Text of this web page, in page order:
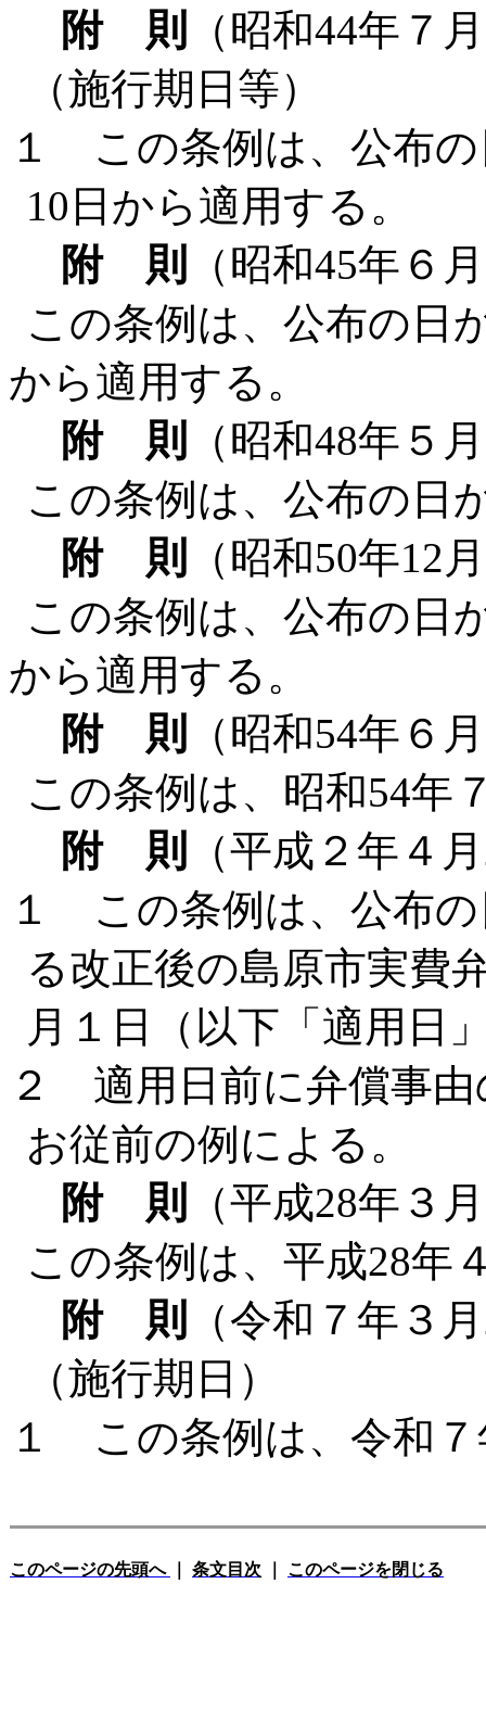
附 則
（昭和44年７
（施行期日等）
１ この条例は、公布の
10日から適用する。
附 則
（昭和45年６
この条例は、公布の日
から適用する。
附 則
（昭和48年５
この条例は、公布の日
附 則
（昭和50年12
この条例は、公布の日
から適用する。
附 則
（昭和54年６
この条例は、昭和54年
附 則
（平成２年４
１ この条例は、公布
る改正後の島原市実費
月１日（以下「適用日
２ 適用日前に弁償事
お従前の例による。
附 則
（平成28年３
この条例は、平成28年
附 則
（令和７年３
（施行期日）
１ この条例は、令和
このページの先頭へ 条文目次 このページを閉じる